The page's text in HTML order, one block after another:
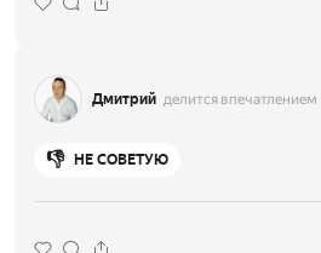
Дмитрий делится впечатлением
👎 НЕ СОВЕТУЮ